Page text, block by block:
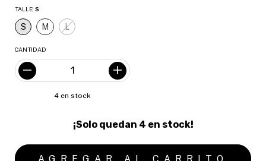
TALLE: S
S M L
CANTIDAD
4 en stock
¡Solo quedan 4 en stock!